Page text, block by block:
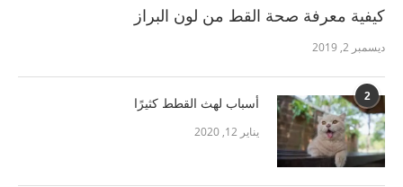
كيفية معرفة صحة القط من لون البراز
ديسمبر 2, 2019
2 أسباب لهث القطط كثيرًا
يناير 12, 2020